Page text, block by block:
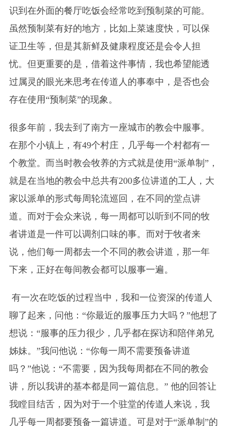
识到在外面的餐厅吃饭会经常吃到预制菜的可能。
虽然预制菜有好的地方，比如上菜速度快，可以保
证卫生等，但是其新鲜及健康程度还是会令人担
忧。但更重要的是，借着这件事情，我也希望能透
过属灵的眼光来思考在传道人的事奉中，是否也会
存在使用“预制菜”的现象。
很多年前，我去到了南方一座城市的教会中服事。
在那个小镇上，有49个村庄，几乎每一个村都有一
个教堂。而当时教会牧养的方式就是使用“派单制”，
就是在当地的教会中总共有200多位讲道的工人，大
家以派单的形式每周轮流巡回，在不同的堂点讲
道。而对于会众来说，每一周都可以听到不同的牧
者讲道是一件可以调剂口味的事。而对于牧者来
说，他们每一周都去一个不同的教会讲道，那一年
下来，正好在每间教会都可以服事一遍。
有一次在吃饭的过程当中，我和一位资深的传道人
聊了起来，问他：“你最近的服事压力大吗？”他想了
想说：“服事的压力很少，几乎都在探访和陪伴弟兄
姊妹。”我问他说：“你每一周不需要预备讲道
吗？”他说：“不需要，因为我每周都在不同的教会
讲，所以我讲的基本都是同一篇信息。” 他的回答让
我瞠目结舌，因为对于一个驻堂的传道人来说，我
几乎每一周都要预备一篇讲道。可是对于“派单制”的